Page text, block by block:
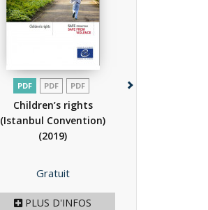
PDF PDF PDF
Children’s rights
(Istanbul Convention)
(2019)
Prix
Gratuit
PLUS D'INFOS